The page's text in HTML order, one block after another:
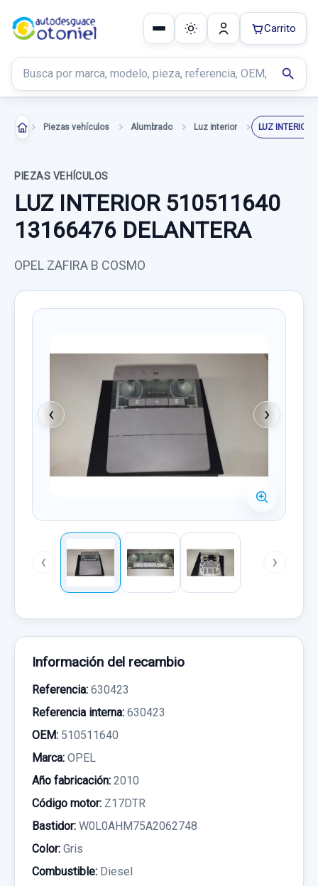
Buscar productos
search
Carrito
Piezas vehículos Alumbrado Luz interior
PIEZAS VEHÍCULOS
LUZ INTERIOR 510511640
13166476 DELANTERA
OPEL ZAFIRA B COSMO
‹ ›
‹ ›
Información del recambio
Referencia: 630423
Referencia interna: 630423
OEM: 510511640
Marca: OPEL
Año fabricación: 2010
Código motor: Z17DTR
Bastidor: W0L0AHM75A2062748
Color: Gris
Combustible: Diesel